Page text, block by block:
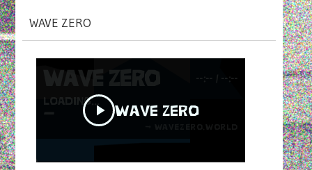
WAVE ZERO